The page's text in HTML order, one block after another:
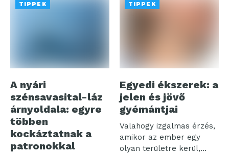
TIPPEK
A nyári
szénsavasital-láz
árnyoldala: egyre
többen
kockáztatnak a
patronokkal
TIPPEK
Egyedi ékszerek: a
jelen és jövő
gyémántjai
Valahogy izgalmas érzés,
amikor az ember egy
olyan területre kerül,